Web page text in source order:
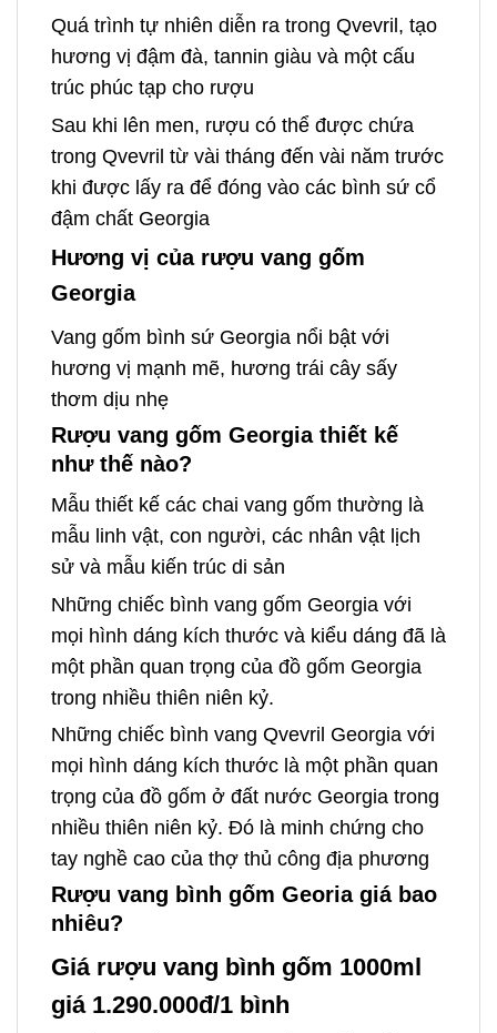
Quá trình tự nhiên diễn ra trong Qvevril, tạo
hương vị đậm đà, tannin giàu và một cấu
trúc phúc tạp cho rượu
Sau khi lên men, rượu có thể được chứa
trong Qvevril từ vài tháng đến vài năm trước
khi được lấy ra để đóng vào các bình sứ cổ
đậm chất Georgia
Hương vị của rượu vang gốm
Georgia
Vang gốm bình sứ Georgia nổi bật với
hương vị mạnh mẽ, hương trái cây sấy
thơm dịu nhẹ
Rượu vang gốm Georgia thiết kế
như thế nào?
Mẫu thiết kế các chai vang gốm thường là
mẫu linh vật, con người, các nhân vật lịch
sử và mẫu kiến trúc di sản
Những chiếc bình vang gốm Georgia với
mọi hình dáng kích thước và kiểu dáng đã là
một phần quan trọng của đồ gốm Georgia
trong nhiều thiên niên kỷ.
Những chiếc bình vang Qvevril Georgia với
mọi hình dáng kích thước là một phần quan
trọng của đồ gốm ở đất nước Georgia trong
nhiều thiên niên kỷ. Đó là minh chứng cho
tay nghề cao của thợ thủ công địa phương
Rượu vang bình gốm Georia giá bao
nhiêu?
Giá rượu vang bình gốm 1000ml
giá 1.290.000đ/1 bình